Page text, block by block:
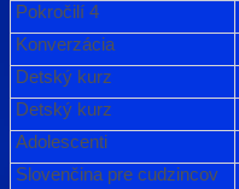
Pokročilí 4
Konverzácia
Detský kurz
Detský kurz
Adolescenti
Slovenčina pre cudzincov